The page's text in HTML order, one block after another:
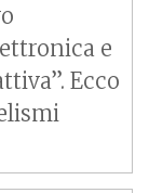
e
Ecco